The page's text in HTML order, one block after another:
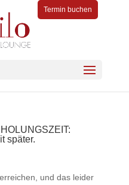
Termin buchen
später.
und das leider